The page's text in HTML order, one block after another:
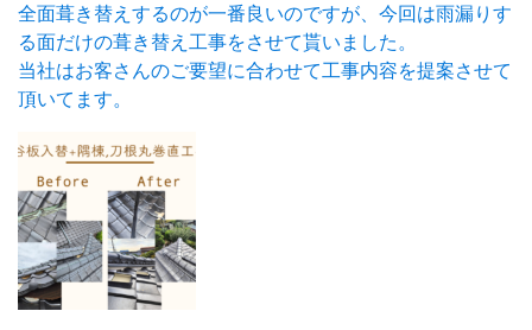
全面葺き替えするのが一番良いのですが、今回は雨漏りす
る面だけの葺き替え工事をさせて貰いました。
当社はお客さんのご要望に合わせて工事内容を提案させて
頂いてます。